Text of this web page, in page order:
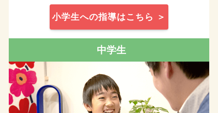
小学生への指導はこちら ＞
中学生